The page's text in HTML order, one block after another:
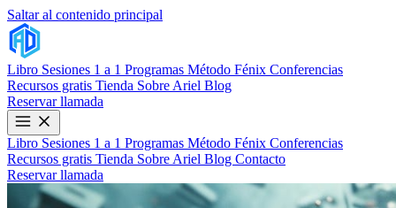
Saltar al contenido principal
Libro Sesiones 1 a 1 Programas Método Fénix Conferencias
Recursos gratis Tienda Sobre Ariel Blog
Reservar llamada
Libro Sesiones 1 a 1 Programas Método Fénix Conferencias
Recursos gratis Tienda Sobre Ariel Blog Contacto
Reservar llamada